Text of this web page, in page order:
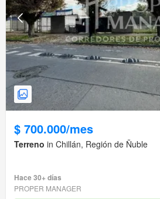
$ 700.000/mes
Terreno in Chillán, Región de Ñuble
Hace 30+ días
PROPER MANAGER